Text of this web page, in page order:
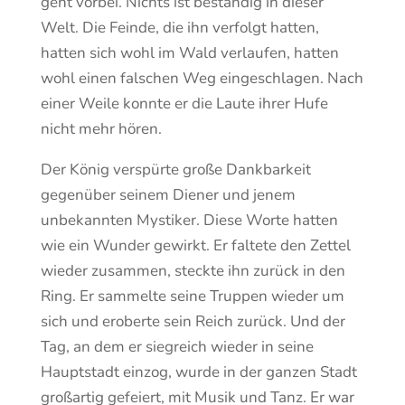
Welt. Die Feinde, die ihn verfolgt hatten,
hatten sich wohl im Wald verlaufen, hatten
wohl einen falschen Weg eingeschlagen. Nach
einer Weile konnte er die Laute ihrer Hufe
nicht mehr hören.
Der König verspürte große Dankbarkeit
gegenüber seinem Diener und jenem
unbekannten Mystiker. Diese Worte hatten
wie ein Wunder gewirkt. Er faltete den Zettel
wieder zusammen, steckte ihn zurück in den
Ring. Er sammelte seine Truppen wieder um
sich und eroberte sein Reich zurück. Und der
Tag, an dem er siegreich wieder in seine
Hauptstadt einzog, wurde in der ganzen Stadt
großartig gefeiert, mit Musik und Tanz. Er war